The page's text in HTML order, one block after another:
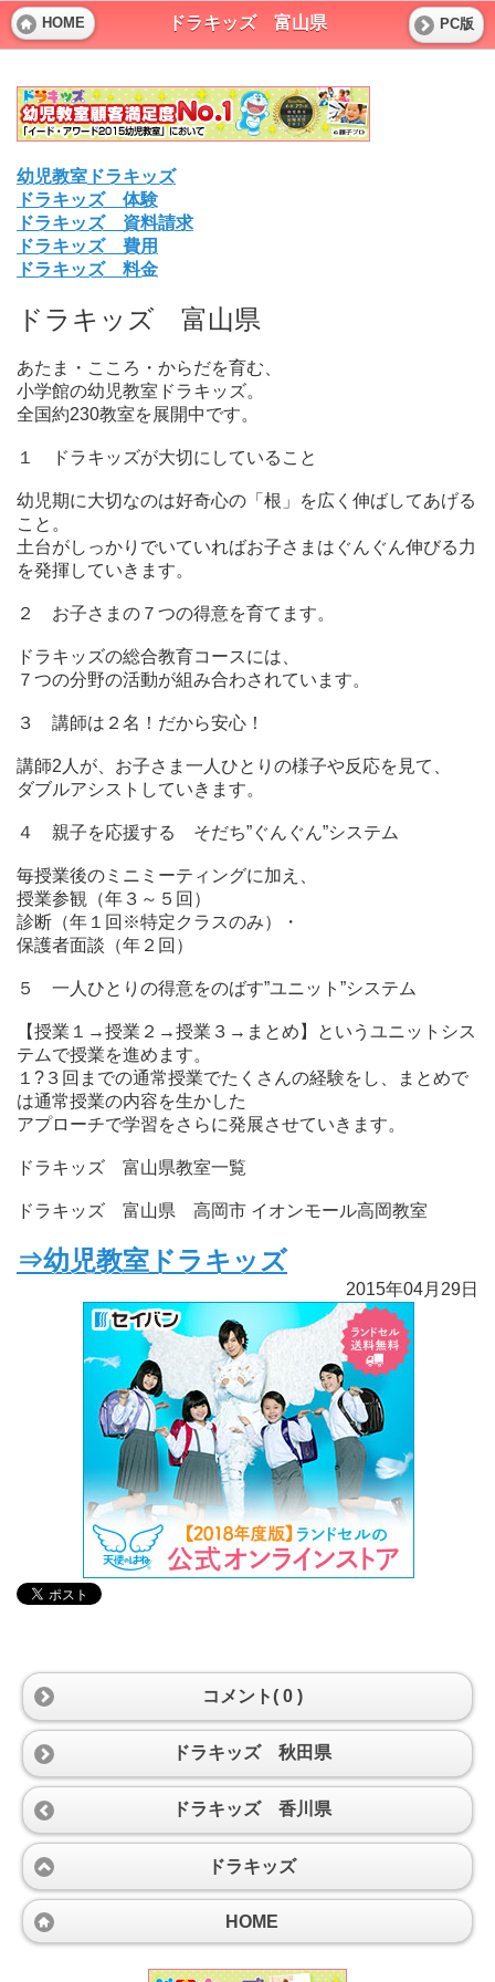
HOME ドラキッズ 富山県 PC版
幼児教室ドラキッズ
ドラキッズ 体験
ドラキッズ 資料請求
ドラキッズ 費用
ドラキッズ 料金
ドラキッズ 富山県
あたま・こころ・からだを育む、
小学館の幼児教室ドラキッズ。
全国約230教室を展開中です。
１ ドラキッズが大切にしていること
幼児期に大切なのは好奇心の「根」を広く伸ばしてあげる
こと。
土台がしっかりでいていればお子さまはぐんぐん伸びる力
を発揮していきます。
２ お子さまの７つの得意を育てます。
ドラキッズの総合教育コースには、
７つの分野の活動が組み合わされています。
３ 講師は２名！だから安心！
講師2人が、お子さま一人ひとりの様子や反応を見て、
ダブルアシストしていきます。
４ 親子を応援する そだち”ぐんぐん”システム
毎授業後のミニミーティングに加え、
授業参観（年３～５回）
診断（年１回※特定クラスのみ）・
保護者面談（年２回）
５ 一人ひとりの得意をのばす”ユニット”システム
【授業１→授業２→授業３→まとめ】というユニットシス
テムで授業を進めます。
１?３回までの通常授業でたくさんの経験をし、まとめで
は通常授業の内容を生かした
アプローチで学習をさらに発展させていきます。
ドラキッズ 富山県教室一覧
ドラキッズ 富山県 高岡市 イオンモール高岡教室
⇒幼児教室ドラキッズ
2015年04月29日
コメント( 0 )
ドラキッズ 秋田県
ドラキッズ 香川県
ドラキッズ
HOME